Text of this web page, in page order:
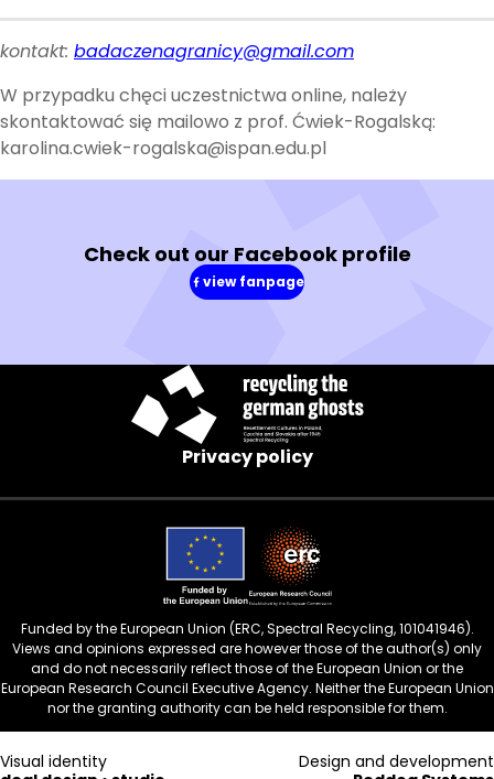
kontakt: badaczenagranicy@gmail.com
W przypadku chęci uczestnictwa online, należy
skontaktować się mailowo z prof. Ćwiek-Rogalską:
karolina.cwiek-rogalska@ispan.edu.pl
Check out our Facebook profile
view fanpage
(in
a
Privacy policy
Funded by the European Union (ERC, Spectral Recycling, 101041946).
Views and opinions expressed are however those of the author(s) only
and do not necessarily reflect those of the European Union or the
European Research Council Executive Agency. Neither the European Union
nor the granting authority can be held responsible for them.
Visual identity
Design and development